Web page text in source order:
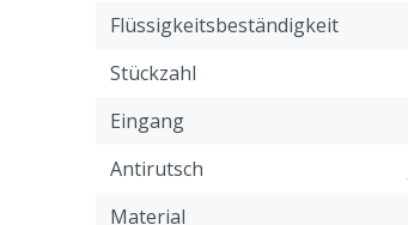
Flüssigkeitsbeständigkeit
Stückzahl
Eingang
Antirutsch
Material